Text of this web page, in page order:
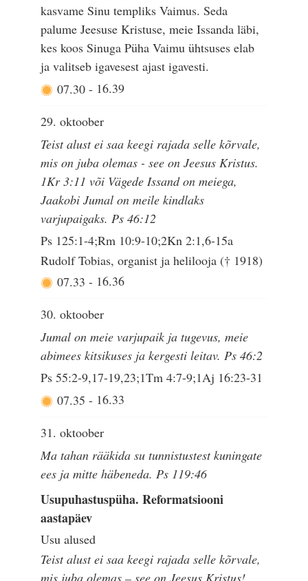
kasvame Sinu templiks Vaimus. Seda
palume Jeesuse Kristuse, meie Issanda läbi,
kes koos Sinuga Püha Vaimu ühtsuses elab
ja valitseb igavesest ajast igavesti.
07.30 - 16.39
29. oktoober
Teist alust ei saa keegi rajada selle kõrvale,
mis on juba olemas - see on Jeesus Kristus.
1Kr 3:11 või Vägede Issand on meiega,
Jaakobi Jumal on meile kindlaks
varjupaigaks. Ps 46:12
Ps 125:1-4;Rm 10:9-10;2Kn 2:1,6-15a
Rudolf Tobias, organist ja helilooja († 1918)
07.33 - 16.36
30. oktoober
Jumal on meie varjupaik ja tugevus, meie
abimees kitsikuses ja kergesti leitav. Ps 46:2
Ps 55:2-9,17-19,23;1Tm 4:7-9;1Aj 16:23-31
07.35 - 16.33
31. oktoober
Ma tahan rääkida su tunnistustest kuningate
ees ja mitte häbeneda. Ps 119:46
Usupuhastuspüha. Reformatsiooni
aastapäev
Usu alused
Teist alust ei saa keegi rajada selle kõrvale,
mis juba olemas – see on Jeesus Kristus!